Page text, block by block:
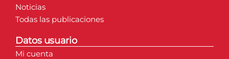
Noticias
Todas las publicaciones
Datos usuario
Mi cuenta